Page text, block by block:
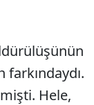
Hele,